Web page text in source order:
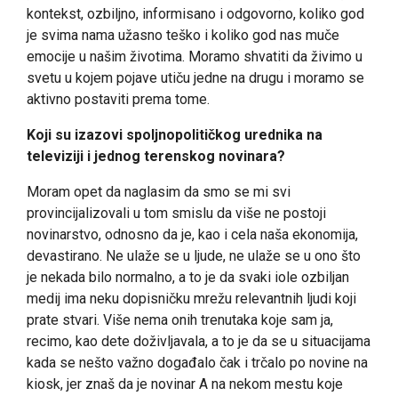
kontekst, ozbiljno, informisano i odgovorno, koliko god
je svima nama užasno teško i koliko god nas muče
emocije u našim životima. Moramo shvatiti da živimo u
svetu u kojem pojave utiču jedne na drugu i moramo se
aktivno postaviti prema tome.
Koji su izazovi spoljnopolitičkog urednika na
televiziji i jednog terenskog novinara?
Moram opet da naglasim da smo se mi svi
provincijalizovali u tom smislu da više ne postoji
novinarstvo, odnosno da je, kao i cela naša ekonomija,
devastirano. Ne ulaže se u ljude, ne ulaže se u ono što
je nekada bilo normalno, a to je da svaki iole ozbiljan
medij ima neku dopisničku mrežu relevantnih ljudi koji
prate stvari. Više nema onih trenutaka koje sam ja,
recimo, kao dete doživljavala, a to je da se u situacijama
kada se nešto važno događalo čak i trčalo po novine na
kiosk, jer znaš da je novinar A na nekom mestu koje